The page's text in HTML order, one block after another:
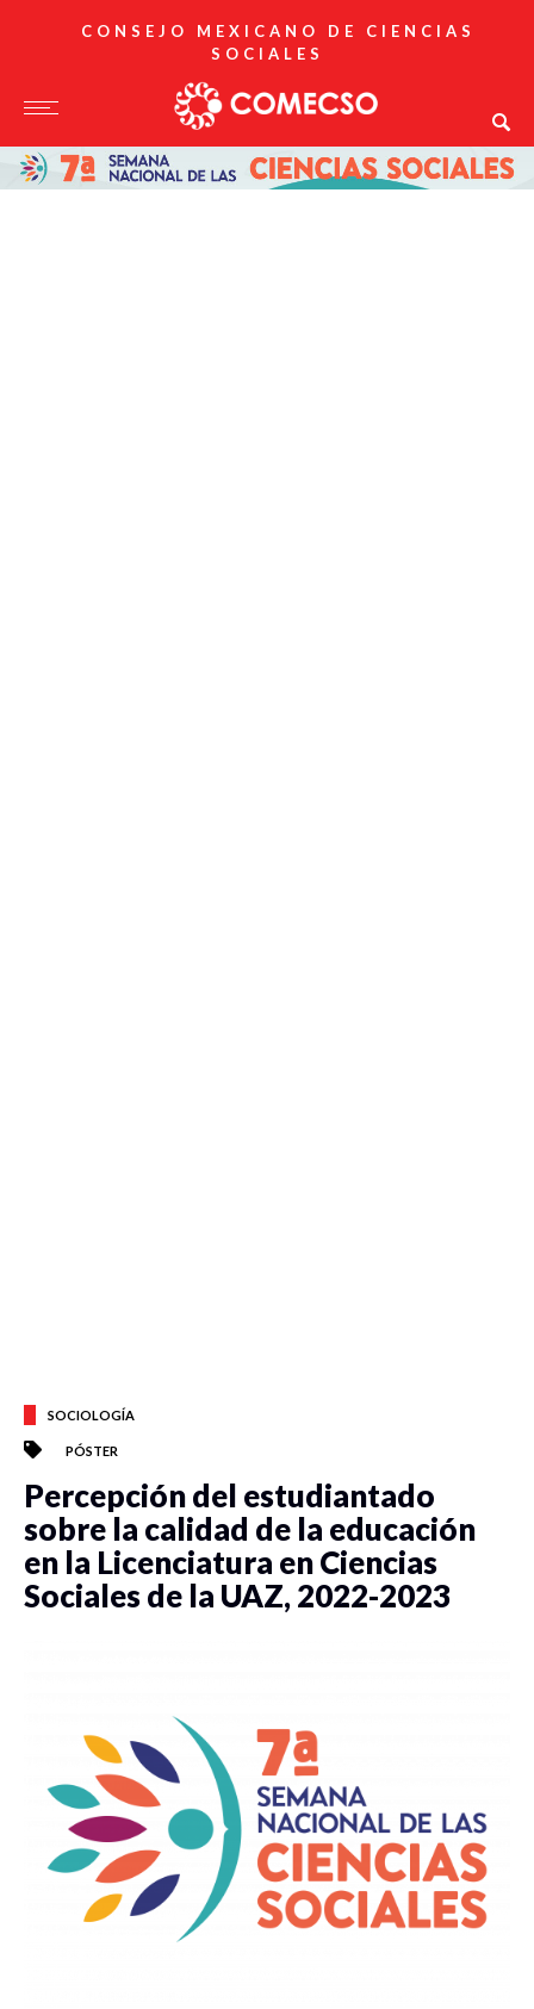
CONSEJO MEXICANO DE CIENCIAS
SOCIALES
SOCIOLOGÍA
PÓSTER
Percepción del estudiantado
sobre la calidad de la educación
en la Licenciatura en Ciencias
Sociales de la UAZ, 2022-2023